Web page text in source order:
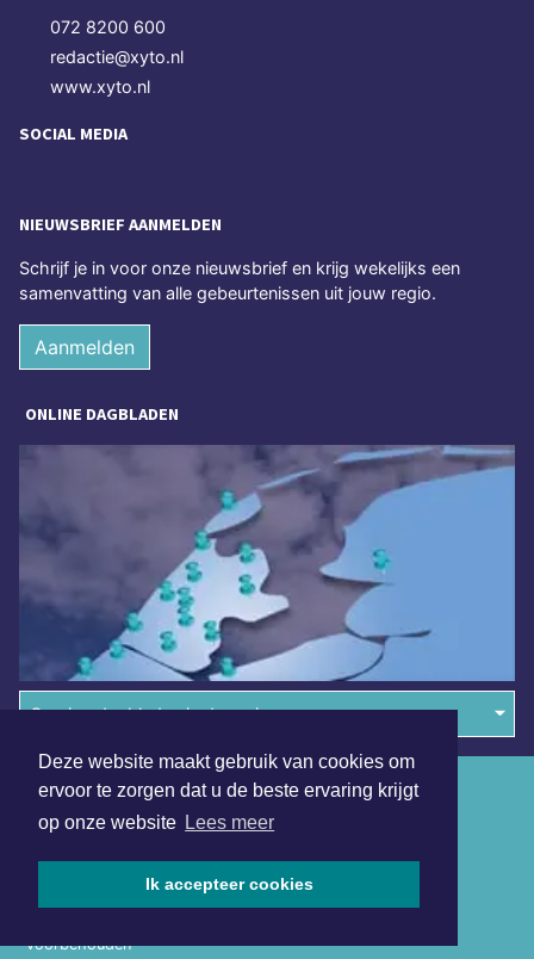
Deze website maakt gebruik van cookies om
ervoor te zorgen dat u de beste ervaring krijgt
op onze website Lees meer
Ik accepteer cookies
072 8200 600
redactie@xyto.nl
www.xyto.nl
SOCIAL MEDIA
NIEUWSBRIEF AANMELDEN
Schrijf je in voor onze nieuwsbrief en krijg wekelijks een
samenvatting van alle gebeurtenissen uit jouw regio.
Aanmelden
ONLINE DAGBLADEN
Overige dagbladen in de regio
voorbehouden
Algemene voorwaarden
Disclaimer